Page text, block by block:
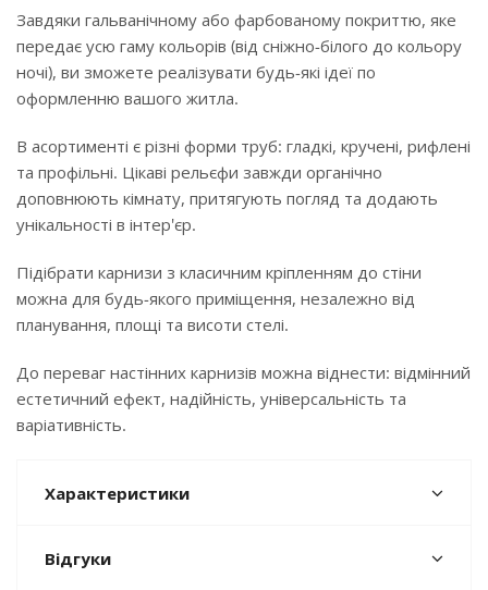
Завдяки гальванічному або фарбованому покриттю, яке
передає усю гаму кольорів (від сніжно-білого до кольору
ночі), ви зможете реалізувати будь-які ідеї по
оформленню вашого житла.
В асортименті є різні форми труб: гладкі, кручені, рифлені
та профільні. Цікаві рельєфи завжди органічно
доповнюють кімнату, притягують погляд та додають
унікальності в інтер'єр.
Підібрати карнизи з класичним кріпленням до стіни
можна для будь-якого приміщення, незалежно від
планування, площі та висоти стелі.
До переваг настінних карнизів можна віднести: відмінний
естетичний ефект, надійність, універсальність та
варіативність.
Характеристики
Відгуки